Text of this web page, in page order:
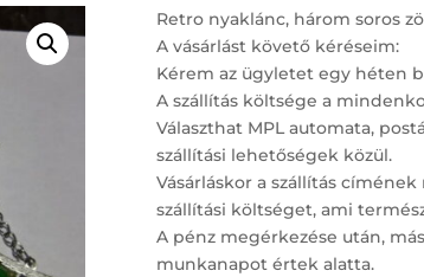
Retro nyaklánc, három soros
A vásárlást követő kéréseim:
Kérem az ügyletet egy héten
A szállítás költsége a
Választhat MPL automata,
szállítási lehetőségek közül.
Vásárláskor a szállítás
szállítási költséget, ami
A pénz megérkezése után,
munkanapot értek alatta.